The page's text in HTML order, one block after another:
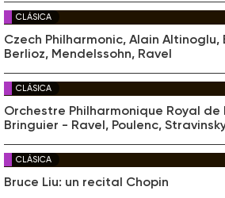
CLÁSICA
Czech Philharmonic, Alain
Berlioz, Mendelssohn, Ravel
CLÁSICA
Orchestre Philharmonique Royal de
Bringuier - Ravel, Poulenc,
CLÁSICA
Bruce Liu: un recital Chopin